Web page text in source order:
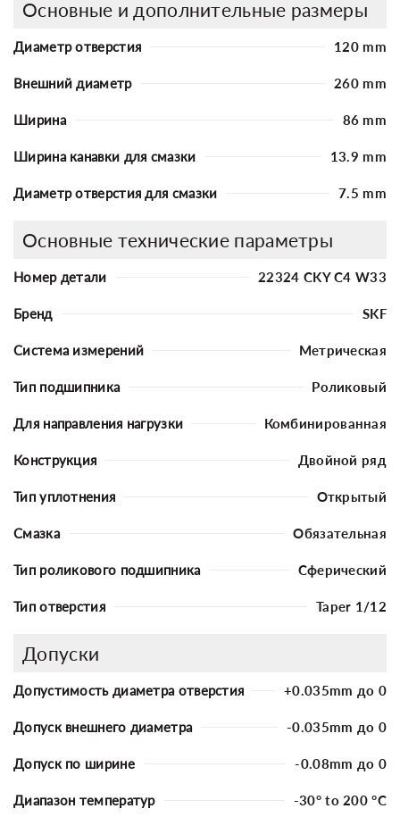
Основные и дополнительные размеры
Диаметр отверстия 120 mm
Внешний диаметр 260 mm
Ширина 86 mm
Ширина канавки для смазки 13.9 mm
Диаметр отверстия для смазки 7.5 mm
Основные технические параметры
Номер детали 22324 CKY C4 W33
Бренд SKF
Система измерений Метрическая
Тип подшипника Роликовый
Для направления нагрузки Комбинированная
Конструкция Двойной ряд
Тип уплотнения Открытый
Смазка Обязательная
Тип роликового подшипника Сферический
Тип отверстия Taper 1/12
Допуски
Допустимость диаметра отверстия +0.035mm до 0
Допуск внешнего диаметра -0.035mm до 0
Допуск по ширине -0.08mm до 0
Диапазон температур -30° to 200 °C